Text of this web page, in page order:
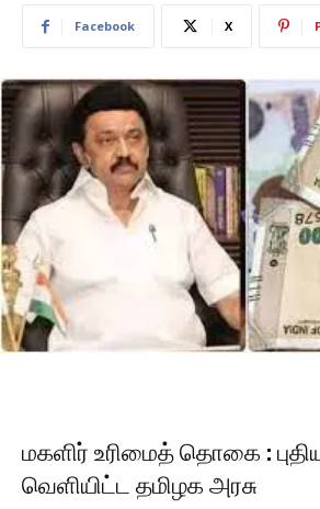
Facebook X
மகளிர் உரிமைத் தொகை :
வெளியிட்ட தமிழக அரசு